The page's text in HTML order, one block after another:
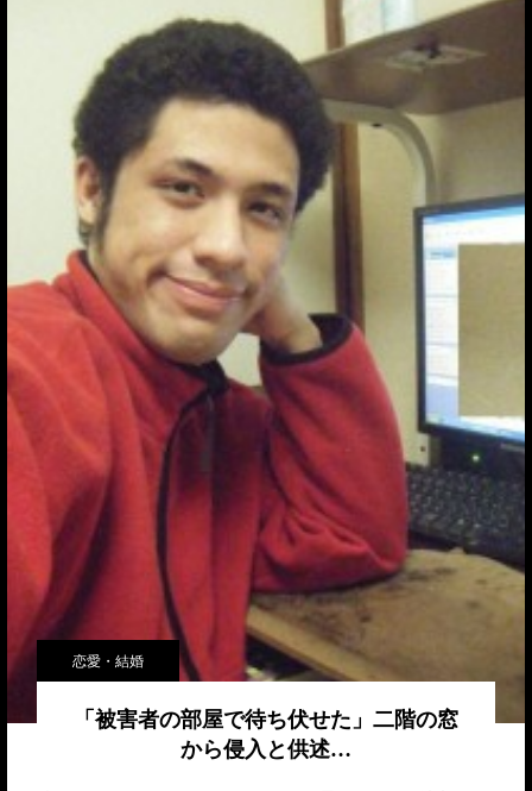
恋愛・結婚
「被害者の部屋で待ち伏せた」二階の窓
から侵入と供述…